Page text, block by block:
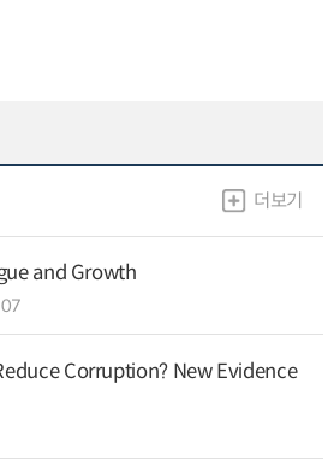
더보기
and Growth
Corruption? New Evidence